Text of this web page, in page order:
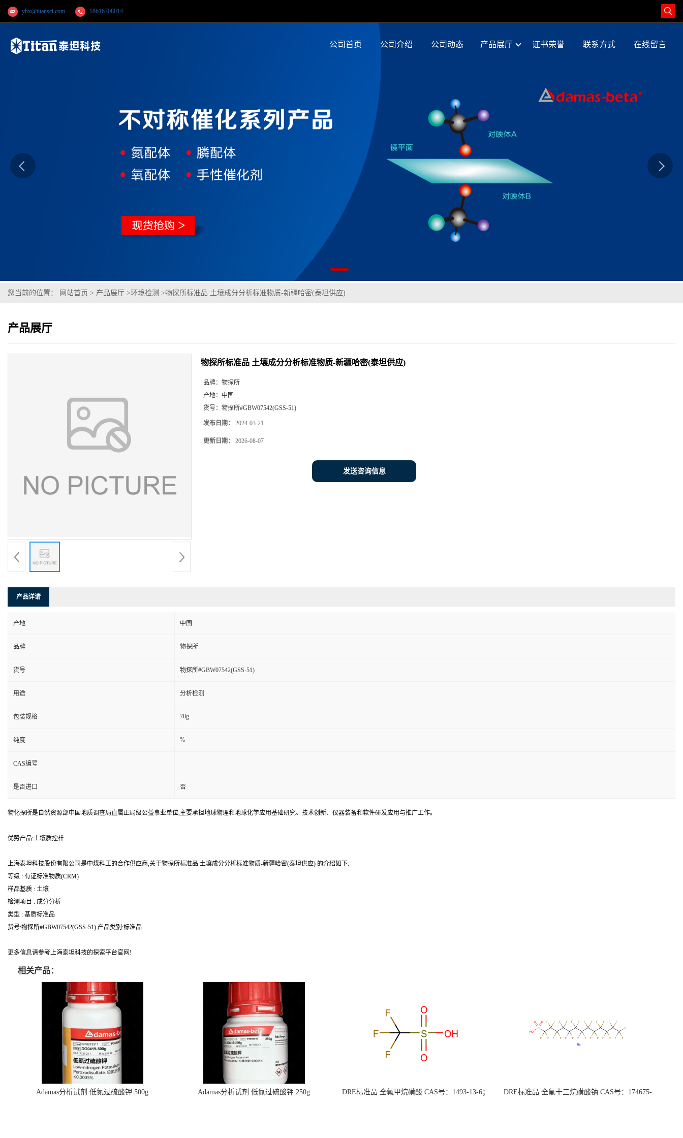
yhx@titansci.com 18616708014
公司首页 公司介绍 公司动态 产品展厅 证书荣誉 联系方式 在线留言
您当前的位置： 网站首页 > 产品展厅 >环境检测 >物探所标准品 土壤成分分析标准物质-新疆哈密(泰坦供应)
产品展厅
物探所标准品 土壤成分分析标准物质-新疆哈密(泰坦供应)
品牌： 物探所
产地： 中国
货号： 物探所#GBW07542(GSS-51)
发布日期： 2024-03-21
更新日期： 2026-08-07
发送咨询信息
产品详请
产地 中国
品牌 物探所
货号 物探所#GBW07542(GSS-51)
用途 分析检测
包装规格 70g
纯度 %
CAS编号
是否进口 否
物化探所是自然资源部中国地质调查局直属正局级公益事业单位,主要承担地球物理和地球化学应用基础研究、技术创新、仪器装备和软件研发应用与推广工作。
优势产品:土壤质控样
上海泰坦科技股份有限公司是中煤科工的合作供应商,关于物探所标准品 土壤成分分析标准物质-新疆哈密(泰坦供应) 的介绍如下:
等级 : 有证标准物质(CRM)
样品基质 : 土壤
检测项目 : 成分分析
类型 : 基质标准品
货号:物探所#GBW07542(GSS-51) 产品类别:标准品
更多信息请参考上海泰坦科技的探索平台官网!
相关产品：
Adamas分析试剂 低氮过硫酸钾 500g
Adamas分析试剂 低氮过硫酸钾 250g
DRE标准品 全氟甲烷磺酸 CAS号：1493-13-6；
DRE标准品 全氟十三烷磺酸钠 CAS号：174675-